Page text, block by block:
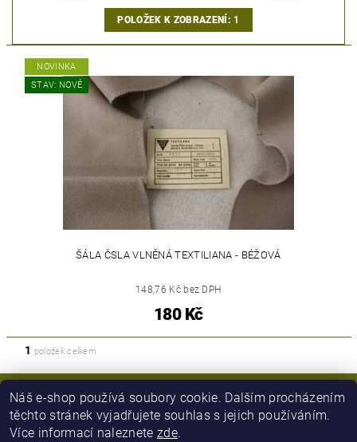
POLOŽEK K ZOBRAZENÍ: 1
NOVINKA
STAV: NOVÉ
ŠÁLA ČSLA VLNĚNÁ TEXTILIANA - BÉŽOVÁ
148,76 Kč bez DPH
180 Kč
1 položek celkem
Náš e-shop používá soubory cookie. Dalším procházením
těchto stránek vyjadřujete souhlas s jejich používáním.
Více informací naleznetezde.